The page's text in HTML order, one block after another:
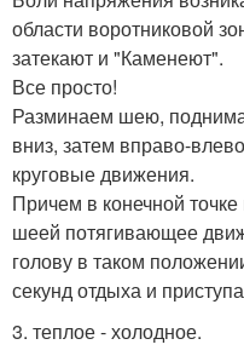
области воротниковой
затекают и "Каменеют".
Все просто!
Разминаем шею,
вниз, затем вправо-
круговые движения.
Причем в конечной
шеей потягивающее
голову в таком
секунд отдыха и
3. теплое - холодное.